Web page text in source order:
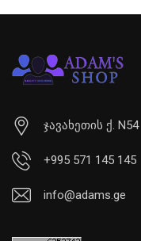
ჯავახეთის ქ. N54
+995 571 145 145
info@adams.ge